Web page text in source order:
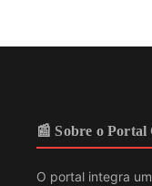
📰 Sobre o Portal
O portal integra